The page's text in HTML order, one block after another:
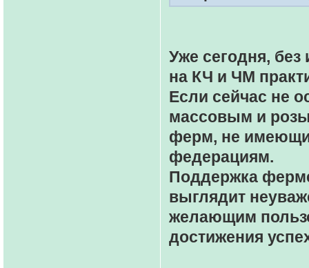
Уже сегодня,
на КЧ и ЧМ
Если сейчас не
массовым и
ферм, не
федерациям.
Поддержка
выглядит
желающим
достижения